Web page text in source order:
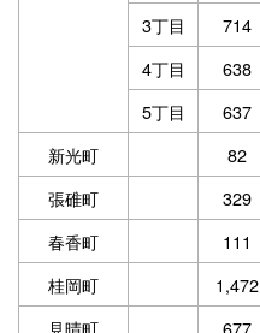
3丁目
714
4丁目
638
5丁目
637
新光町
82
張碓町
329
春香町
111
桂岡町
1,472
見晴町
677